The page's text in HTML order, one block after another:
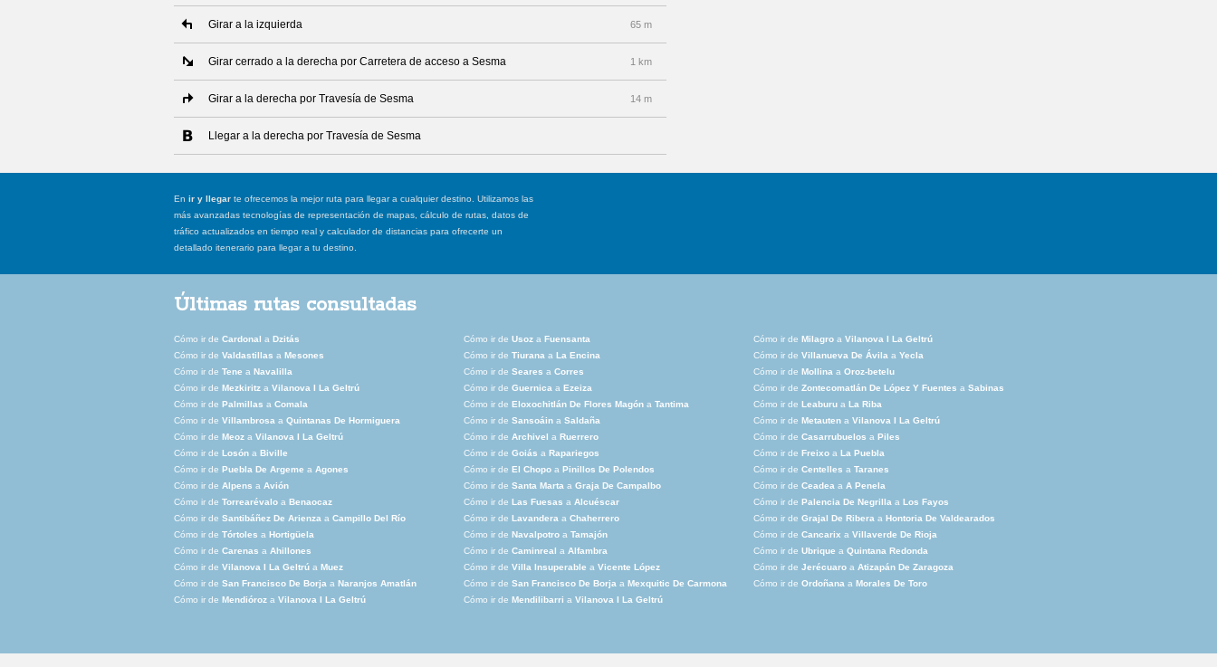
Girar a la izquierda 65 m
Girar cerrado a la derecha por Carretera de acceso a Sesma 1 km
Girar a la derecha por Travesía de Sesma 14 m
Llegar a la derecha por Travesía de Sesma
En ir y llegar te ofrecemos la mejor ruta para llegar a cualquier destino. Utilizamos las
más avanzadas tecnologías de representación de mapas, cálculo de rutas, datos de
tráfico actualizados en tiempo real y calculador de distancias para ofrecerte un
detallado itenerario para llegar a tu destino.
Últimas rutas consultadas
Cómo ir de Cardonal a Dzitás Cómo ir de Usoz a Fuensanta Cómo ir de Milagro a Vilanova I La Geltrú
Cómo ir de Valdastillas a Mesones Cómo ir de Tiurana a La Encina Cómo ir de Villanueva De Ávila a Yecla
Cómo ir de Tene a Navalilla Cómo ir de Seares a Corres Cómo ir de Mollina a Oroz-betelu
Cómo ir de Mezkiritz a Vilanova I La Geltrú Cómo ir de Guernica a Ezeiza Cómo ir de Zontecomatlán De López Y Fuentes a Sabinas
Cómo ir de Palmillas a Comala Cómo ir de Eloxochitlán De Flores Magón a Tantima Cómo ir de Leaburu a La Riba
Cómo ir de Villambrosa a Quintanas De Hormiguera Cómo ir de Sansoáin a Saldaña Cómo ir de Metauten a Vilanova I La Geltrú
Cómo ir de Meoz a Vilanova I La Geltrú Cómo ir de Archivel a Ruerrero Cómo ir de Casarrubuelos a Piles
Cómo ir de Losón a Biville Cómo ir de Goiás a Rapariegos Cómo ir de Freixo a La Puebla
Cómo ir de Puebla De Argeme a Agones Cómo ir de El Chopo a Pinillos De Polendos Cómo ir de Centelles a Taranes
Cómo ir de Alpens a Avión Cómo ir de Santa Marta a Graja De Campalbo Cómo ir de Ceadea a A Penela
Cómo ir de Torrearévalo a Benaocaz Cómo ir de Las Fuesas a Alcuéscar Cómo ir de Palencia De Negrilla a Los Fayos
Cómo ir de Santibáñez De Arienza a Campillo Del Río Cómo ir de Lavandera a Chaherrero Cómo ir de Grajal De Ribera a Hontoria De Valdearados
Cómo ir de Tórtoles a Hortigüela Cómo ir de Navalpotro a Tamajón Cómo ir de Cancarix a Villaverde De Rioja
Cómo ir de Carenas a Ahillones Cómo ir de Caminreal a Alfambra Cómo ir de Ubrique a Quintana Redonda
Cómo ir de Vilanova I La Geltrú a Muez Cómo ir de Villa Insuperable a Vicente López Cómo ir de Jerécuaro a Atizapán De Zaragoza
Cómo ir de San Francisco De Borja a Naranjos Amatlán Cómo ir de San Francisco De Borja a Mexquitic De Carmona Cómo ir de Ordoñana a Morales De Toro
Cómo ir de Mendióroz a Vilanova I La Geltrú Cómo ir de Mendilibarri a Vilanova I La Geltrú